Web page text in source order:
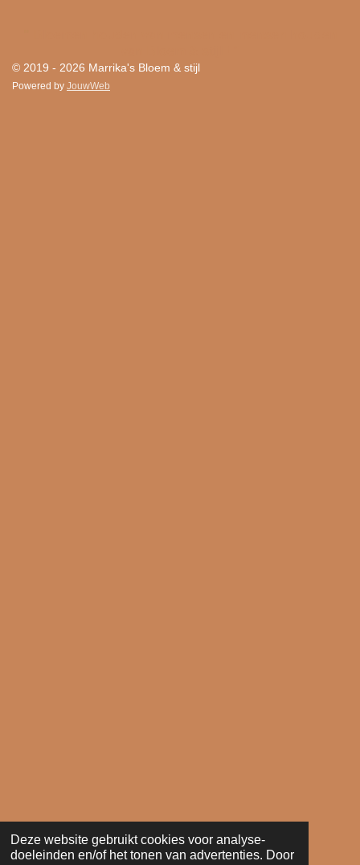
Deze website gebruikt cookies voor analyse-
doeleinden en/of het tonen van advertenties. Door
© 2019 - 2026 Marrika's Bloem & stijl
Powered by JouwWeb